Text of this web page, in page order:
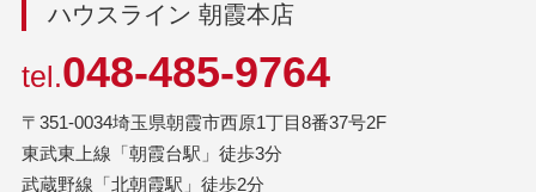
ハウスライン 朝霞本店
tel.048-485-9764
〒351-0034埼玉県朝霞市西原1丁目8番37号2F
東武東上線「朝霞台駅」徒歩3分
武蔵野線「北朝霞駅」徒歩2分